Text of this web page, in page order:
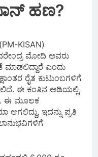
ಹಣ?
KISAN)
ಮೋದಿ ಅವರು
ಎಂದು
ರೈತ ಕುಟುಂಬಗಳಿಗೆ
ಈ ಕಂತಿನ ಅಡಿಯಲ್ಲಿ,
ಈ ಮೂಲಕ
ಆಗಲಿದ್ದು, ಇದನ್ನು ಪ್ರತಿ